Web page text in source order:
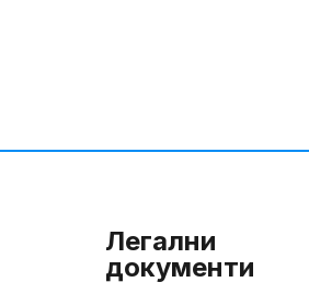
Легални
документи